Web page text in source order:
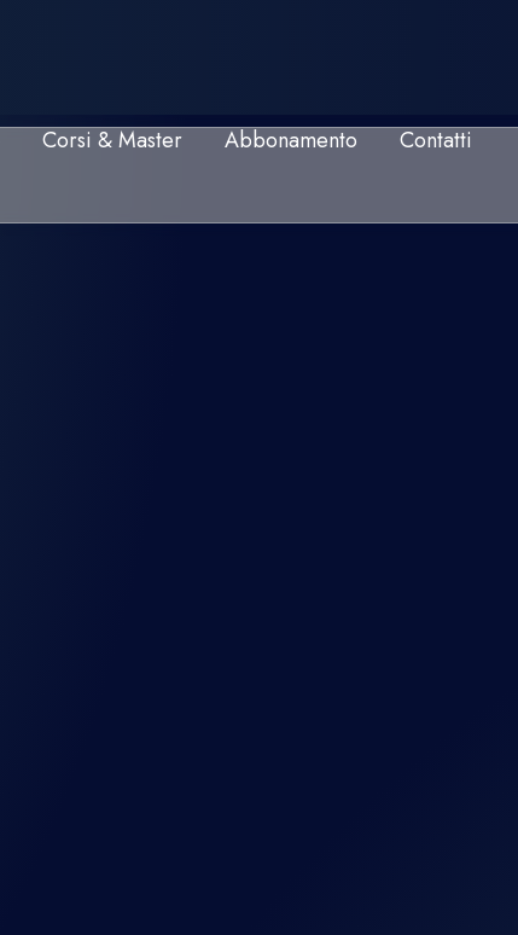
Corsi & Master Abbonamento Contatti